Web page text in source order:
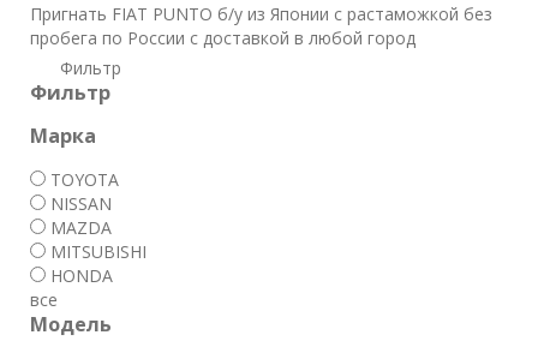
Пригнать FIAT PUNTO б/у из Японии с растаможкой без
пробега по России с доставкой в любой город
Фильтр
Фильтр
Марка
TOYOTA
NISSAN
MAZDA
MITSUBISHI
HONDA
все
Модель